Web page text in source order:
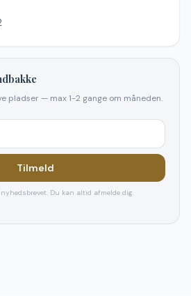
pladser — max 1-2 gange om måneden.
Tilmeld
Du kan altid afmelde dig.